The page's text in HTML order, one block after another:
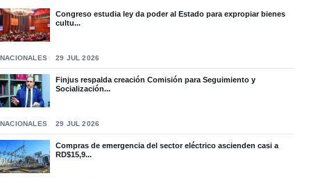
Congreso estudia ley da poder al Estado para expropiar bienes
cultu...
NACIONALES 29 JUL 2026
Finjus respalda creación Comisión para Seguimiento y
Socialización...
NACIONALES 29 JUL 2026
Compras de emergencia del sector eléctrico ascienden casi a
RD$15,9...